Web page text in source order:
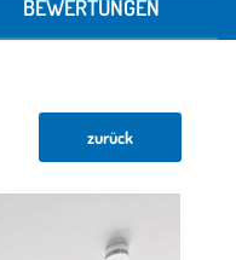
BEWERTUNGEN
zurück